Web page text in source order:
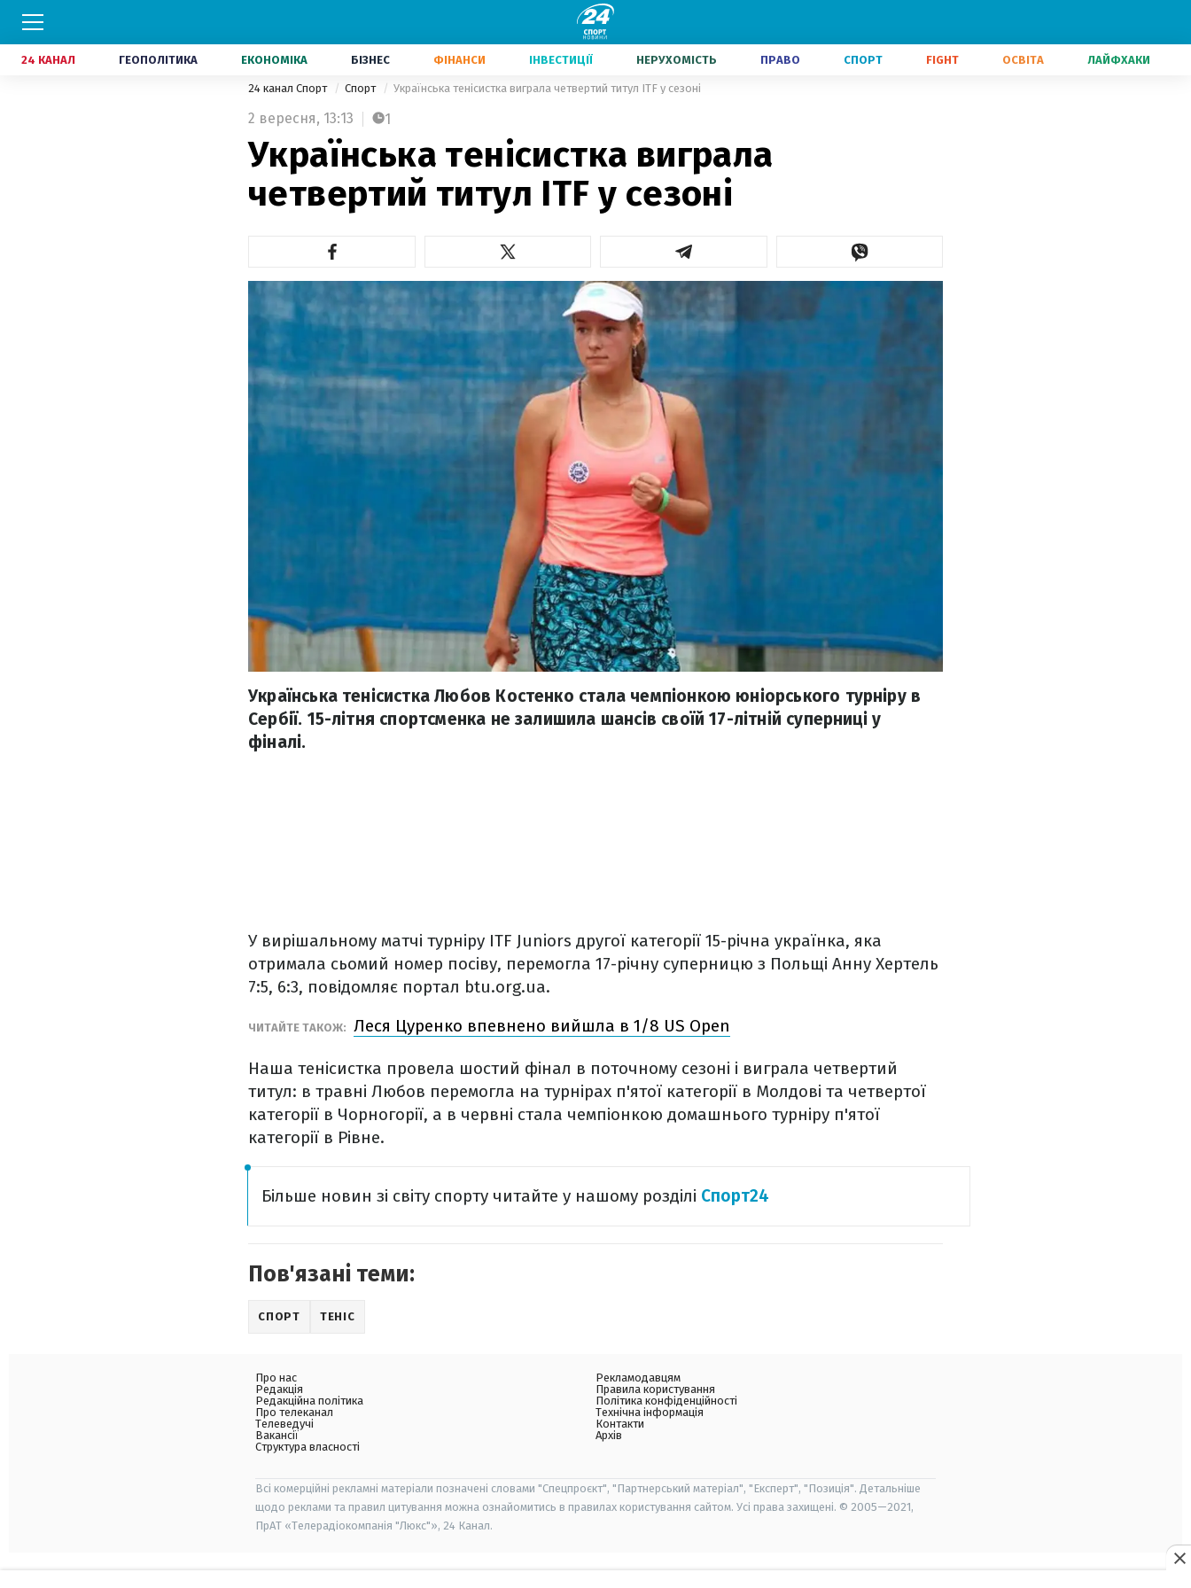
24 КАНАЛ ГЕОПОЛІТИКА ЕКОНОМІКА БІЗНЕС ФІНАНСИ ІНВЕСТИЦІЇ НЕРУХОМІСТЬ ПРАВО СПОРТ FIGHT ОСВІТА ЛАЙФХАКИ
24 канал Спорт Спорт Українська тенісистка виграла четвертий титул ITF у сезоні
2 вересня, 13:13 1
Українська тенісистка виграла
четвертий титул ITF у сезоні
Українська тенісистка Любов Костенко стала чемпіонкою юніорського турніру в
Сербії. 15-літня спортсменка не залишила шансів своїй 17-літній суперниці у
фіналі.
У вирішальному матчі турніру ITF Juniors другої категорії 15-річна українка, яка
отримала сьомий номер посіву, перемогла 17-річну суперницю з Польщі Анну Хертель
7:5, 6:3, повідомляє портал btu.org.ua.
ЧИТАЙТЕ ТАКОЖ: Леся Цуренко впевнено вийшла в 1/8 US Open
Наша тенісистка провела шостий фінал в поточному сезоні і виграла четвертий
титул: в травні Любов перемогла на турнірах п'ятої категорії в Молдові та четвертої
категорії в Чорногорії, а в червні стала чемпіонкою домашнього турніру п'ятої
категорії в Рівне.
Більше новин зі світу спорту читайте у нашому розділі Спорт24
Пов'язані теми:
СПОРТ ТЕНІС
Про нас
Редакція
Редакційна політика
Про телеканал
Телеведучі
Вакансії
Структура власності
Рекламодавцям
Правила користування
Політика конфіденційності
Технічна інформація
Контакти
Архів
Всі комерційні рекламні матеріали позначені словами "Спецпроєкт", "Партнерський матеріал", "Експерт", "Позиція". Детальніше
щодо реклами та правил цитування можна ознайомитись в правилах користування сайтом. Усі права захищені. © 2005—2021,
ПрАТ «Телерадіокомпанія "Люкс"», 24 Канал.